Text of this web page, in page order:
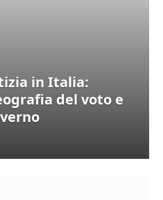
in Italia:
del voto e